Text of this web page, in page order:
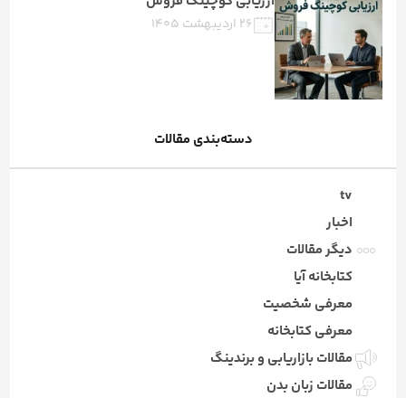
۲۶ اردیبهشت ۱۴۰۵
دسته‌بندی مقالات
tv
اخبار
دیگر مقالات
کتابخانه آیا
معرفی شخصیت
معرفی کتابخانه
مقالات بازاریابی و برندینگ
مقالات زبان بدن